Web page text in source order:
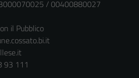
/ 00400880027
il Pubblico
93 111